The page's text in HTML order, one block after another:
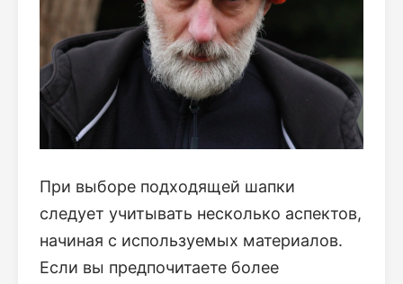
При выборе подходящей шапки
следует учитывать несколько аспектов,
начиная с используемых материалов.
Если вы предпочитаете более